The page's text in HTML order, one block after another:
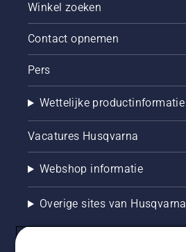
Winkel zoeken
Contact opnemen
Pers
Wettelijke productinformatie
Vacatures Husqvarna
Webshop informatie
Overige sites van Husqvarna